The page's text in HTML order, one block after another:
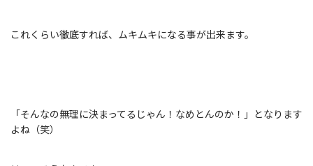
これくらい徹底すれば、ムキムキになる事が出来ます。
「そんなの無理に決まってるじゃん！なめとんのか！」となります
よね（笑）